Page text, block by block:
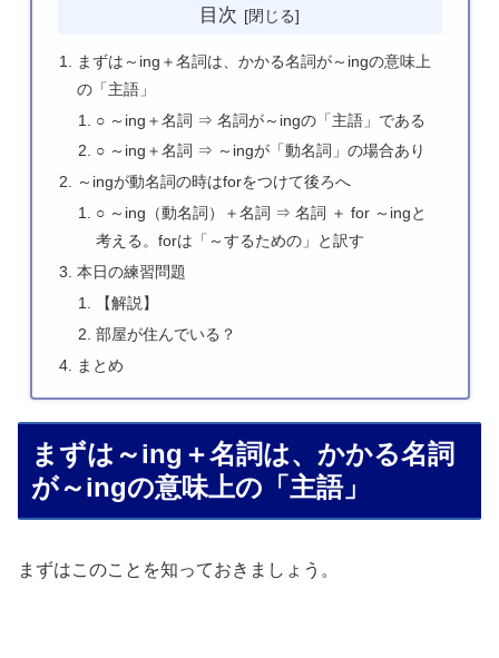
目次
まずは～ing＋名詞は、かかる名詞が～ingの意味上
の「主語」
○ ～ing＋名詞 ⇒ 名詞が～ingの「主語」である
○ ～ing＋名詞 ⇒ ～ingが「動名詞」の場合あり
～ingが動名詞の時はforをつけて後ろへ
○ ～ing（動名詞）＋名詞 ⇒ 名詞 ＋ for ～ingと
考える。forは「～するための」と訳す
本日の練習問題
【解説】
部屋が住んでいる？
まとめ
まずは～ing＋名詞は、かかる名詞
が～ingの意味上の「主語」
まずはこのことを知っておきましょう。